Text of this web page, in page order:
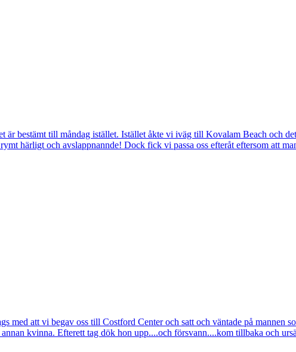
bestämt till måndag istället. Istället åkte vi iväg till Kovalam Beach och
härligt och avslappnannde! Dock fick vi passa oss efteråt eftersom att
att vi begav oss till Costford Center och satt och väntade på mannen
kvinna. Efterett tag dök hon upp....och försvann....kom tillbaka och